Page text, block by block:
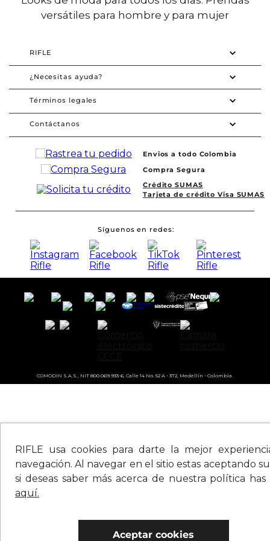
RIFLE usa cookies para darte la mejor
navegación. Al navegar en el sitio estas aceptando
si deseas saber más acerca de nuestra política has
aquí.
Aceptar cookies
versátiles para hombre y para mujer
RIFLE
¿Necesitas ayuda?
Términos legales
Contáctanos
Envios a todo Colombia
Compra Segura
Crédito SUMAS
Tarjeta de crédito Visa SUMAS
Síguenos en redes
COMODIN S.A.S., NIT 800.069.933-6, Calle 14 No. 52 A - 372, Medellín - Colombia.